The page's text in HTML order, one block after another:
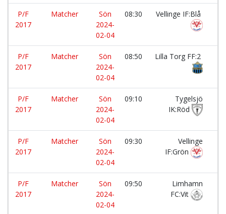
P/F
2017
Matcher
Sön
2024-
02-04
08:30 Vellinge IF:Blå
P/F
2017
Matcher
Sön
2024-
02-04
08:50 Lilla Torg FF:2
P/F
2017
Matcher
Sön
2024-
02-04
09:10
Tygelsjö
IK:Röd
P/F
2017
Matcher
Sön
2024-
02-04
09:30
Vellinge
IF:Grön
P/F
2017
Matcher
Sön
2024-
02-04
09:50
Limhamn
FC:Vit